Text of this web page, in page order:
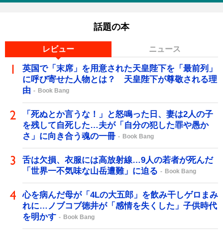
話題の本
レビュー ニュース
英国で「末席」を用意された天皇陛下を「最前列」
に呼び寄せた人物とは？ 天皇陛下が尊敬される理
由
Book Bang
「死ぬとか言うな！」と怒鳴った日、妻は2人の子
を残して自死した…夫が「自分の犯した罪や愚か
さ」に向き合う魂の一冊
Book Bang
舌は欠損、衣服には高放射線…9人の若者が死んだ
「世界一不気味な山岳遭難」に迫る
Book Bang
心を病んだ母が「4Lの大五郎」を飲み干しゲロまみ
れに…ノブコブ徳井が「感情を失くした」子供時代
を明かす
Book Bang